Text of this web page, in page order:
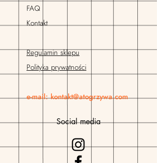
FAQ
Kontakt
Regulamin sklepu
Polityka prywatności
e-mail:kontakt@atogrzywa.com
Social media